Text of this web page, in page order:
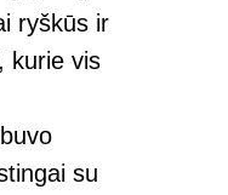
ryškūs ir
kurie vis
su